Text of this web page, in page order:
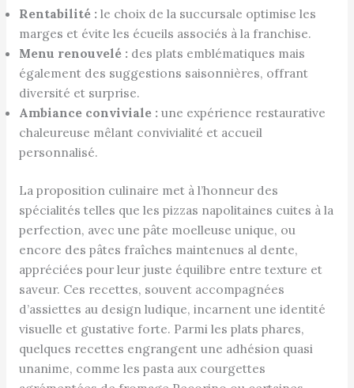
Rentabilité : le choix de la succursale optimise les
marges et évite les écueils associés à la franchise.
Menu renouvelé : des plats emblématiques mais
également des suggestions saisonnières, offrant
diversité et surprise.
Ambiance conviviale : une expérience restaurative
chaleureuse mêlant convivialité et accueil
personnalisé.
La proposition culinaire met à l’honneur des
spécialités telles que les pizzas napolitaines cuites à la
perfection, avec une pâte moelleuse unique, ou
encore des pâtes fraîches maintenues al dente,
appréciées pour leur juste équilibre entre texture et
saveur. Ces recettes, souvent accompagnées
d’assiettes au design ludique, incarnent une identité
visuelle et gustative forte. Parmi les plats phares,
quelques recettes engrangent une adhésion quasi
unanime, comme les pasta aux courgettes